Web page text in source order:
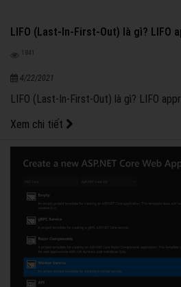
LIFO (Last-In-First-Out) là gì? LIFO
1841
4/22/2021
LIFO (Last-In-First-Out) là gì? LIFO
Xem chi tiết